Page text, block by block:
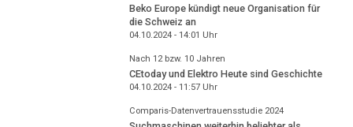
Beko Europe kündigt neue Organisation für
die Schweiz an
04.10.2024 - 14:01 Uhr
Nach 12 bzw. 10 Jahren
CEtoday und Elektro Heute sind Geschichte
04.10.2024 - 11:57Uhr
Comparis-Datenvertrauensstudie 2024